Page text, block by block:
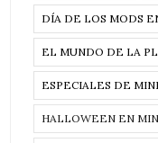
DÍA DE LOS MODS
EL MUNDO DE LA
ESPECIALES DE
HALLOWEEN EN